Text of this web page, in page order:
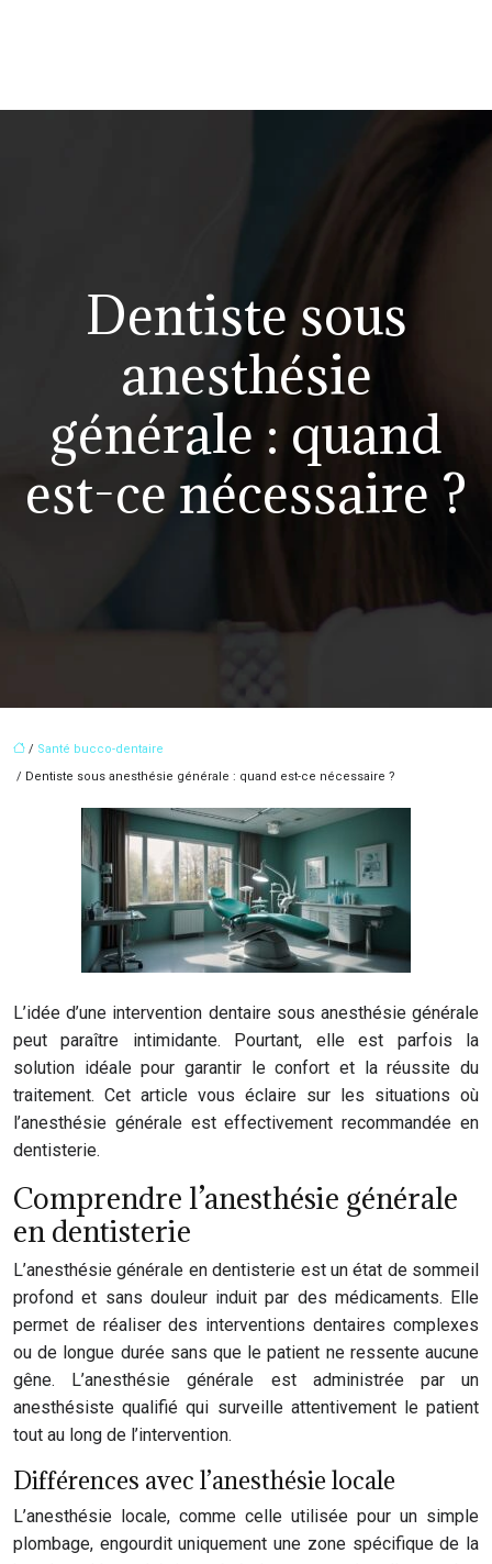
Dentiste sous
anesthésie
générale : quand
est-ce nécessaire ?
/ Santé bucco-dentaire
/ Dentiste sous anesthésie générale : quand est-ce nécessaire ?
L’idée d’une intervention dentaire sous anesthésie générale
peut paraître intimidante. Pourtant, elle est parfois la
solution idéale pour garantir le confort et la réussite du
traitement. Cet article vous éclaire sur les situations où
l’anesthésie générale est effectivement recommandée en
dentisterie.
Comprendre l’anesthésie générale
en dentisterie
L’anesthésie générale en dentisterie est un état de sommeil
profond et sans douleur induit par des médicaments. Elle
permet de réaliser des interventions dentaires complexes
ou de longue durée sans que le patient ne ressente aucune
gêne. L’anesthésie générale est administrée par un
anesthésiste qualifié qui surveille attentivement le patient
tout au long de l’intervention.
Différences avec l’anesthésie locale
L’anesthésie locale, comme celle utilisée pour un simple
plombage, engourdit uniquement une zone spécifique de la